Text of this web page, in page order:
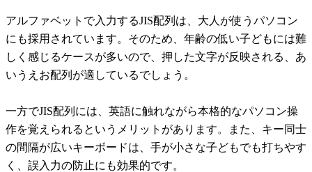
アルファベットで入力するJIS配列は、大人が使うパソコン
にも採用されています。そのため、年齢の低い子どもには難
しく感じるケースが多いので、押した文字が反映される、あ
いうえお配列が適しているでしょう。
一方でJIS配列には、英語に触れながら本格的なパソコン操
作を覚えられるというメリットがあります。また、キー同士
の間隔が広いキーボードは、手が小さな子どもでも打ちやす
く、誤入力の防止にも効果的です。